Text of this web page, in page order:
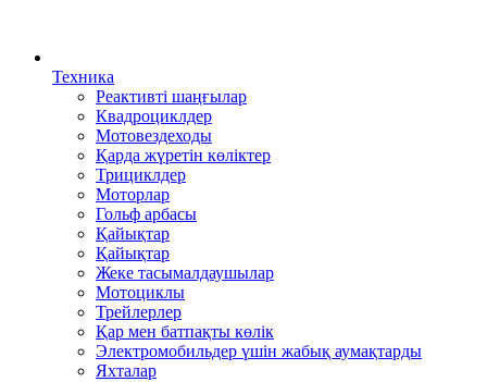
Техника
Реактивті шаңғылар
Квадроциклдер
Мотовездеходы
Қарда жүретін көліктер
Трициклдер
Моторлар
Гольф арбасы
Қайықтар
Қайықтар
Жеке тасымалдаушылар
Мотоциклы
Трейлерлер
Қар мен батпақты көлік
Электромобильдер үшін жабық аумақтарды
Яхталар